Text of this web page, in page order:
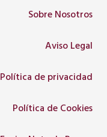
Sobre Nosotros
Aviso Legal
Política de privacidad
Política de Cookies